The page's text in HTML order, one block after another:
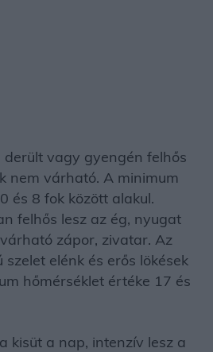
derült vagy gyengén felhős
nem várható. A minimum
és 8 fok között alakul.
felhős lesz az ég, nyugat
zápor, zivatar. Az
elénk és erős lökések
hőmérséklet értéke 17 és
kisüt a nap, intenzív lesz a